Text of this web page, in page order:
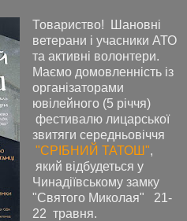
Товариство! Шановні
ветерани і учасники АТО
та активні волонтери.
Маємо домовленність із
організаторами
ювілейного (5 річчя)
фестивалю лицарської
звитяги середньовіччя
"СРІБНИЙ ТАТОШ",
який відбудеться у
Чинадіївському замку
"Святого Миколая" 21-
22 травня.